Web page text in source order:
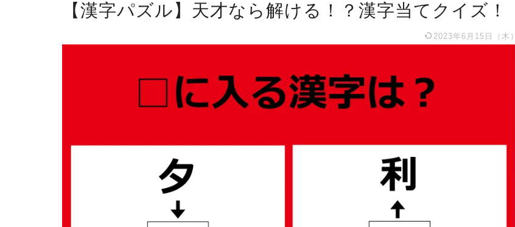
【漢字パズル】天才なら解ける！？漢字当てクイズ！
2023年6月15日（木）